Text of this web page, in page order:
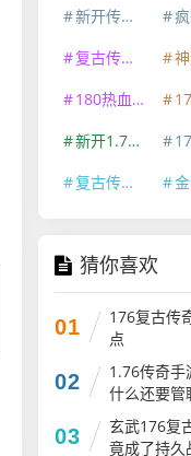
新开传奇外传
疯狂
复古传奇180
神
180热血传奇手游
176
新开1.76金币传奇
176
复古传奇点卡版手游
金币
猜你喜欢
01
176复古传
点
02
1.76传奇手
什么还要管
03
玄武176复
竟成了持久